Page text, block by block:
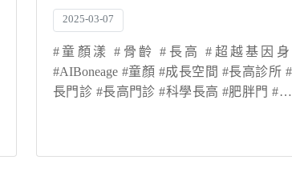
2025-03-07
#童顏漾 #骨齡 #長高 #超越基因身
#AIBoneage #童顏 #成長空間 #長高診所
長門診 #長高門診 #科學長高 #肥胖門 #生